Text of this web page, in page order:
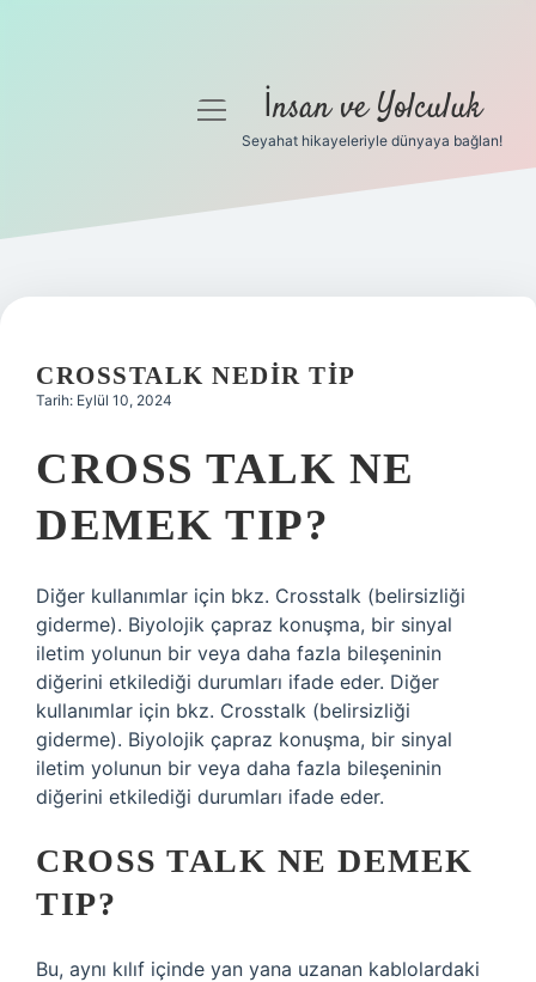
Gizlilik Politikası
Yasal Uyarı
menüyü İnsan ve Yolculuk
Seyahat hikayeleriyle dünyaya bağlan!
CROSSTALK NEDIR TIP
Tarih: Eylül 10, 2024
CROSS TALK NE
DEMEK TIP?
Diğer kullanımlar için bkz. Crosstalk (belirsizliği
giderme). Biyolojik çapraz konuşma, bir sinyal
iletim yolunun bir veya daha fazla bileşeninin
diğerini etkilediği durumları ifade eder. Diğer
kullanımlar için bkz. Crosstalk (belirsizliği
giderme). Biyolojik çapraz konuşma, bir sinyal
iletim yolunun bir veya daha fazla bileşeninin
diğerini etkilediği durumları ifade eder.
CROSS TALK NE DEMEK
TIP?
Bu, aynı kılıf içinde yan yana uzanan kablolardaki